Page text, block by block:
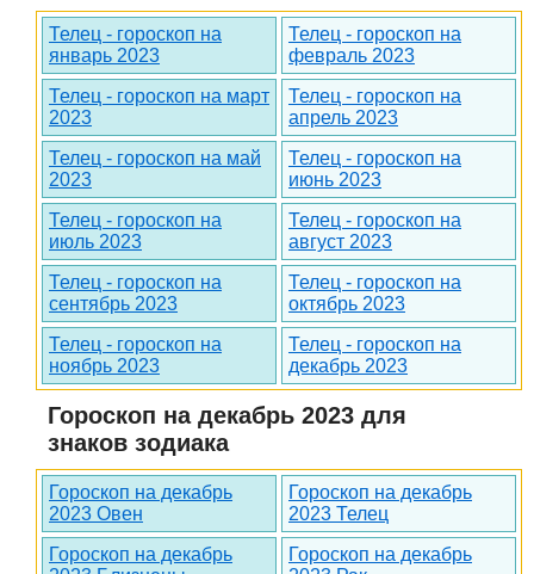
Телец - гороскоп на
январь 2023
Телец - гороскоп на
февраль 2023
Телец - гороскоп на март
2023
Телец - гороскоп на
апрель 2023
Телец - гороскоп на май
2023
Телец - гороскоп на
июнь 2023
Телец - гороскоп на
июль 2023
Телец - гороскоп на
август 2023
Телец - гороскоп на
сентябрь 2023
Телец - гороскоп на
октябрь 2023
Телец - гороскоп на
ноябрь 2023
Телец - гороскоп на
декабрь 2023
Гороскоп на декабрь 2023 для
знаков зодиака
Гороскоп на декабрь
2023 Овен
Гороскоп на декабрь
2023 Телец
Гороскоп на декабрь
Гороскоп на декабрь